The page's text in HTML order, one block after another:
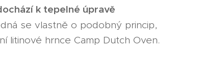
k tepelné úpravě
se vlastně o podobný princip,
litinové hrnce Camp Dutch Oven.